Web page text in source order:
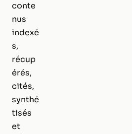
conte
nus
indexé
s,
récup
érés,
cités,
synthé
tisés
et